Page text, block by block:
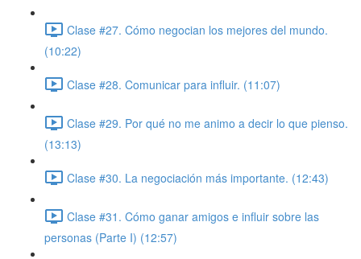
Clase #27. Cómo negocian los mejores del mundo.
(10:22)
Clase #28. Comunicar para influir. (11:07)
Clase #29. Por qué no me animo a decir lo que pienso.
(13:13)
Clase #30. La negociación más importante. (12:43)
Clase #31. Cómo ganar amigos e influir sobre las
personas (Parte I) (12:57)